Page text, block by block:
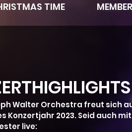
TIME
Walter Orchestra freut sich
Konzertjahr 2023. Seid auch
live: